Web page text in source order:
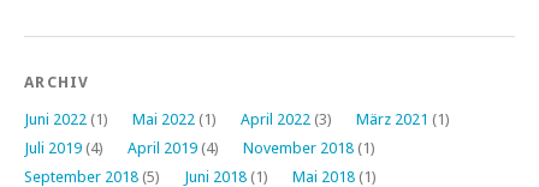
ARCHIV
Juni 2022 (1) Mai 2022 (1) April 2022 (3) März 2021 (1)
Juli 2019 (4) April 2019 (4) November 2018 (1)
September 2018 (5) Juni 2018 (1) Mai 2018 (1)